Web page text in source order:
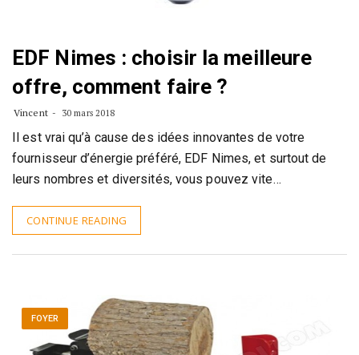
EDF Nimes : choisir la meilleure
offre, comment faire ?
Vincent 30 mars 2018
Il est vrai qu’à cause des idées innovantes de votre
fournisseur d’énergie préféré, EDF Nimes, et surtout de
leurs nombres et diversités, vous pouvez vite…
CONTINUE READING
FOYER